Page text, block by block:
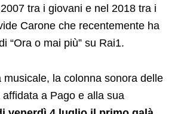
tra i giovani e nel 2018 tra i
Carone che recentemente ha
“Ora o mai più” su Rai1.
musicale, la colonna sonora delle
a Pago e alla sua